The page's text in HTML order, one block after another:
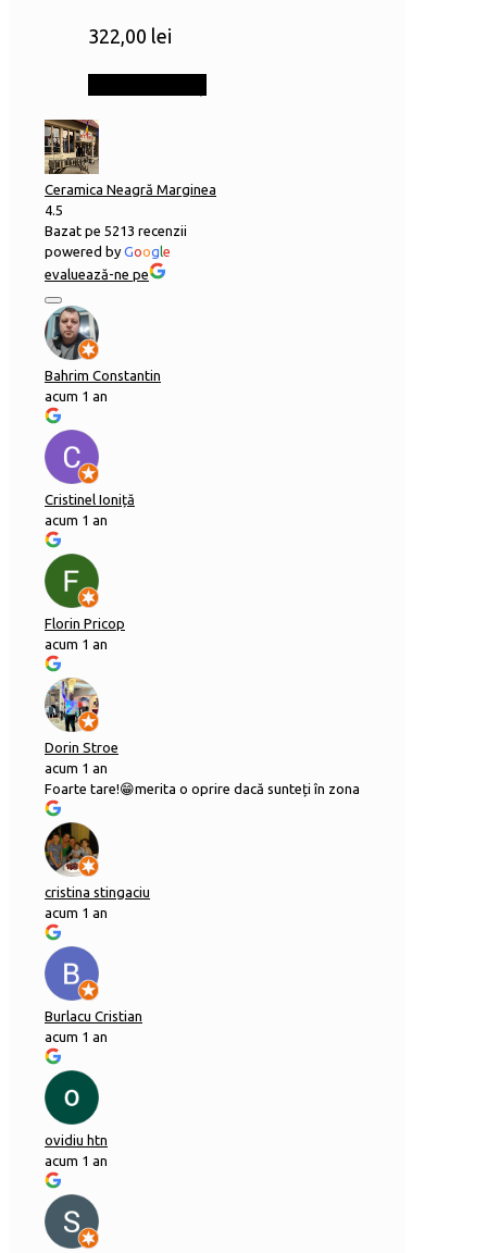
322,00 lei
Ceramica Neagră Marginea
4.5
Bazat pe 5213 recenzii
powered by Goog le
evaluează-ne pe
Bahrim Constantin
acum 1 an
Cristinel Ioniță
acum 1 an
Florin Pricop
acum 1 an
Dorin Stroe
acum 1 an
Foarte tare!😁merita o oprire dacă sunteți în zona
cristina stingaciu
acum 1 an
Burlacu Cristian
acum 1 an
ovidiu htn
acum 1 an